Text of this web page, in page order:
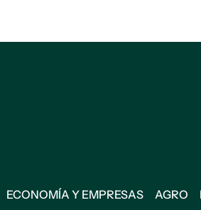
ECONOMÍA Y EMPRESAS AGRO